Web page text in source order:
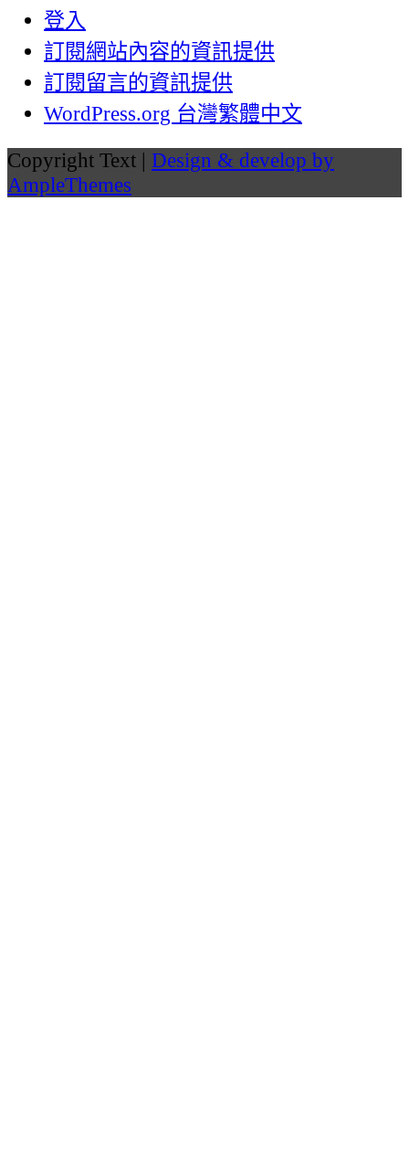
登入
訂閱網站內容的資訊提供
訂閱留言的資訊提供
WordPress.org 台灣繁體中文
Copyright Text | Design & develop by
AmpleThemes